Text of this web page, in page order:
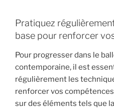
Pratiquez
base pour renforcer
Pour progresser dans le
contemporaine, il est
régulièrement les
renforcer vos
sur des éléments tels que